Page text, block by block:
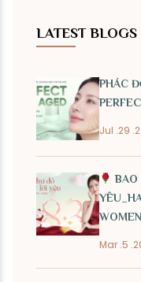
LATEST BLOGS
PHÁC
Jul .29
BAO
Mar .5